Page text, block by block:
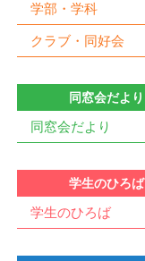
学部・学科
クラブ・同好会
同窓会だより
同窓会だより
学生のひろば
学生のひろば